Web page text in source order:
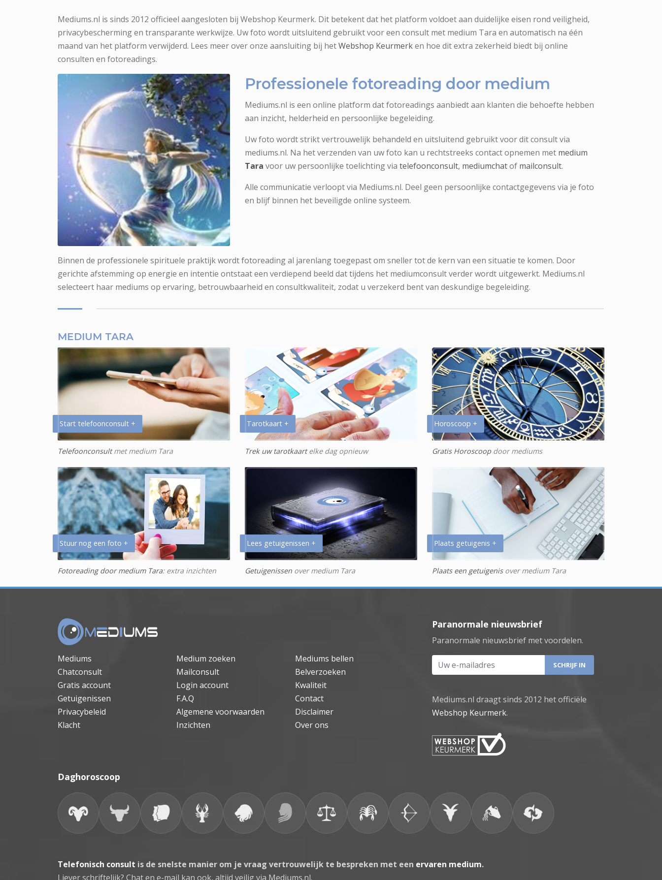
Mediums.nl is sinds 2012 officieel aangesloten bij Webshop Keurmerk. Dit betekent dat het platform voldoet aan duidelijke eisen rond veiligheid,
privacybescherming en transparante werkwijze. Uw foto wordt uitsluitend gebruikt voor een consult met medium Tara en automatisch na één
maand van het platform verwijderd. Lees meer over onze aansluiting bij hetWebshop Keurmerken hoe dit extra zekerheid biedt bij online
consulten en fotoreadings.
Professionele fotoreading door medium
Mediums.nl is een online platform dat fotoreadings aanbiedt aan klanten die behoefte hebben
aan inzicht, helderheid en persoonlijke begeleiding.
Uw foto wordt strikt vertrouwelijk behandeld en uitsluitend gebruikt voor dit consult via
mediums.nl. Na het verzenden van uw foto kan u rechtstreeks contact opnemen met medium
Tara voor uw persoonlijke toelichting via telefoonconsult, mediumchatof mailconsult.
Alle communicatie verloopt via Mediums.nl. Deel geen persoonlijke contactgegevens via je foto
en blijf binnen het beveiligde online systeem.
Binnen de professionele spirituele praktijk wordt fotoreading al jarenlang toegepast om sneller tot de kern van een situatie te komen. Door
gerichte afstemming op energie en intentie ontstaat een verdiepend beeld dat tijdens het mediumconsult verder wordt uitgewerkt. Mediums.nl
selecteert haar mediums op ervaring, betrouwbaarheid en consultkwaliteit, zodat u verzekerd bent van deskundige begeleiding.
MEDIUM TARA
Start telefoonconsult +
Telefoonconsultmet medium Tara
Tarotkaart +
Trek uw tarotkaartelke dag opnieuw
Horoscoop +
Gratis Horoscoopdoor mediums
Stuur nog een foto +
Fotoreading door medium Tara: extra inzichten
Lees getuigenissen +
Getuigenissen over medium Tara
Plaats getuigenis +
Plaats een getuigenisover medium Tara
Mediums Medium zoeken
Mediums bellen
Chatconsult
Mailconsult
Belverzoeken
Gratis account
Login account
Kwaliteit
Getuigenissen
F.A.Q
Contact
Privacybeleid
Algemene voorwaarden
Disclaimer
Klacht
Inzichten Over ons
Paranormale nieuwsbrief
Paranormale nieuwsbrief met voordelen.
Uw e-mailadres
Mediums.nl draagt sinds 2012 het officiële
Webshop Keurmerk.
Daghoroscoop
Telefonisch consult is de snelste manier om je vraag vertrouwelijk te bespreken met een ervaren medium.
Liever schriftelijk? Chat en e-mail kan ook, altijd veilig via Mediums.nl.